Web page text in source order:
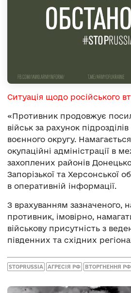
Ситуація щодо російського
«Противник продовжує
військ за рахунок
воєнного округу.
окупаційні адміністрації в
захоплених районів
Запорізької та Херсонської
в оперативній інформації.
З врахуванням зазначеного,
противник, імовірно,
військову присутність з
південних та східних
STOPRUSSIA АГРЕСІЯ РФ ВТОРГНЕННЯ РФ